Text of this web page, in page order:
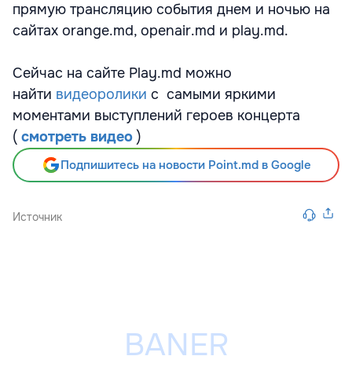
прямую трансляцию события днем и ночью на
сайтах orange.md, openair.md и play.md.
Сейчас на сайте Play.md можно
найти видеоролики с самыми яркими
моментами выступлений героев концерта
( смотреть видео )
Подпишитесь на новости Point.md в Google
Источник